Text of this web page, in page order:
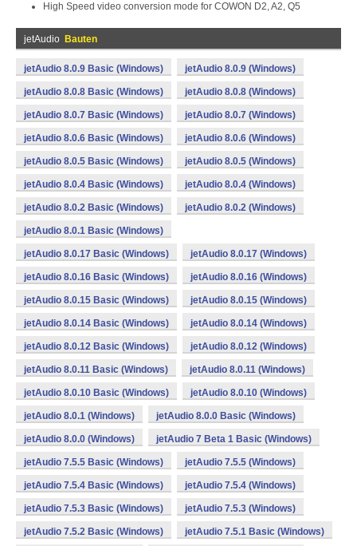
High Speed video conversion mode for COWON D2, A2, Q5
jetAudio Bauten
jetAudio 8.0.9 Basic (Windows) jetAudio 8.0.9 (Windows)
jetAudio 8.0.8 Basic (Windows) jetAudio 8.0.8 (Windows)
jetAudio 8.0.7 Basic (Windows) jetAudio 8.0.7 (Windows)
jetAudio 8.0.6 Basic (Windows) jetAudio 8.0.6 (Windows)
jetAudio 8.0.5 Basic (Windows) jetAudio 8.0.5 (Windows)
jetAudio 8.0.4 Basic (Windows) jetAudio 8.0.4 (Windows)
jetAudio 8.0.2 Basic (Windows) jetAudio 8.0.2 (Windows)
jetAudio 8.0.1 Basic (Windows)
jetAudio 8.0.17 Basic (Windows) jetAudio 8.0.17 (Windows)
jetAudio 8.0.16 Basic (Windows) jetAudio 8.0.16 (Windows)
jetAudio 8.0.15 Basic (Windows) jetAudio 8.0.15 (Windows)
jetAudio 8.0.14 Basic (Windows) jetAudio 8.0.14 (Windows)
jetAudio 8.0.12 Basic (Windows) jetAudio 8.0.12 (Windows)
jetAudio 8.0.11 Basic (Windows) jetAudio 8.0.11 (Windows)
jetAudio 8.0.10 Basic (Windows) jetAudio 8.0.10 (Windows)
jetAudio 8.0.1 (Windows) jetAudio 8.0.0 Basic (Windows)
jetAudio 8.0.0 (Windows) jetAudio 7 Beta 1 Basic (Windows)
jetAudio 7.5.5 Basic (Windows) jetAudio 7.5.5 (Windows)
jetAudio 7.5.4 Basic (Windows) jetAudio 7.5.4 (Windows)
jetAudio 7.5.3 Basic (Windows) jetAudio 7.5.3 (Windows)
jetAudio 7.5.2 Basic (Windows) jetAudio 7.5.1 Basic (Windows)